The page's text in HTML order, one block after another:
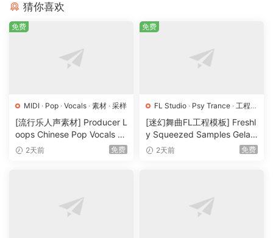
猜你喜欢
MIDI · Pop · Vocals · 素材 · 采样
[流行乐人声素材] Producer L
oops Chinese Pop Vocals Vo
l.1 [WAV, MiDi, REX]（3.21G
2天前 免费
免费
FL Studio · Psy Trance · 工程·
素材
采样
[迷幻舞曲FL工程模板] Freshl
y Squeezed Samples Gelar
di Template Essentials Vol.1
2天前 免费
免费